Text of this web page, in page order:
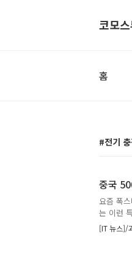
코모
홈
전기
중국
요즘 폭
는 이런
전까지만
가고, 해
[IT 뉴스]/